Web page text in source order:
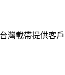
載帶提供客